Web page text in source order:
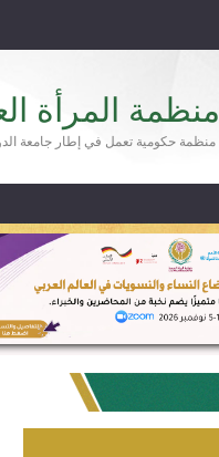
منظمة المرأة
منظمة حكومية تعمل في إطار جامعة